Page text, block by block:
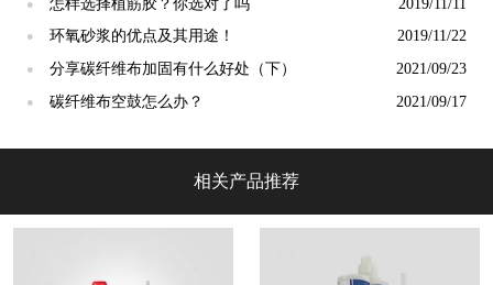
● 怎样选择植筋胶？你选对了吗 2019/11/11
● 环氧砂浆的优点及其用途！ 2019/11/22
● 分享碳纤维布加固有什么好处（下） 2021/09/23
● 碳纤维布空鼓怎么办？ 2021/09/17
相关产品推荐